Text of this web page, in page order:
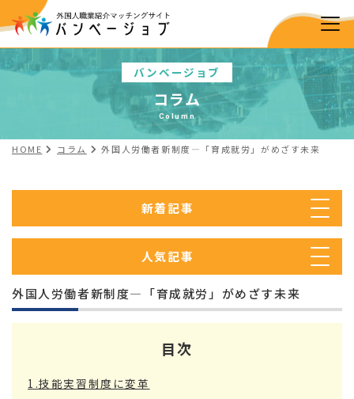
バンベージョブ
コラム
Column
HOME コラム 外国人労働者新制度―「育成就労」がめざす未来
新着記事
人気記事
外国人労働者新制度―「育成就労」がめざす未来
目次
1.技能実習制度に変革